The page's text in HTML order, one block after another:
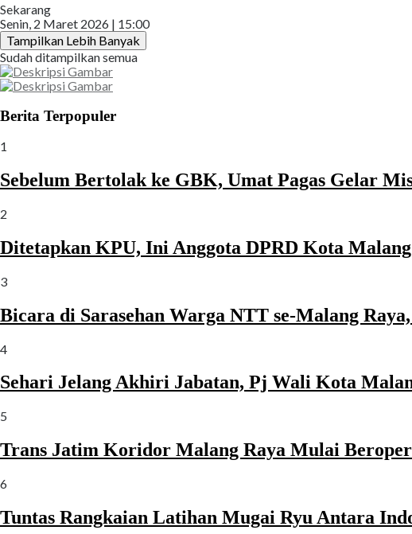
Sekarang
Senin, 2 Maret 2026 | 15:00
Tampilkan Lebih Banyak
Sudah ditampilkan semua
Berita Terpopuler
1
Sebelum Bertolak ke GBK, Umat Pagas Gelar
2
Ditetapkan KPU, Ini Anggota DPRD Kota Malang
3
Bicara di Sarasehan Warga NTT se-Malang
4
Sehari Jelang Akhiri Jabatan, Pj Wali Kota
5
Trans Jatim Koridor Malang Raya Mulai
6
Tuntas Rangkaian Latihan Mugai Ryu Antara